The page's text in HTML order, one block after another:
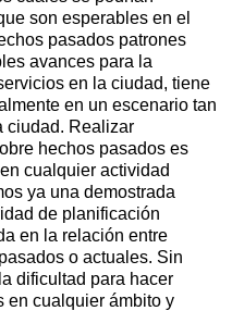
son esperables en el
pasados patrones
avances para la
en la ciudad, tiene
en un escenario tan
ciudad. Realizar
hechos pasados es
cualquier actividad
ya una demostrada
de planificación
en la relación entre
o actuales. Sin
dificultad para hacer
en cualquier ámbito y